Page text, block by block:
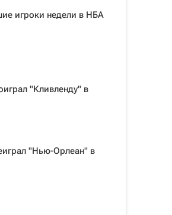
игроки недели в НБА
"Кливленду" в
"Нью-Орлеан" в